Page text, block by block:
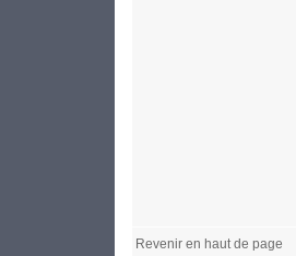
Revenir en haut de page